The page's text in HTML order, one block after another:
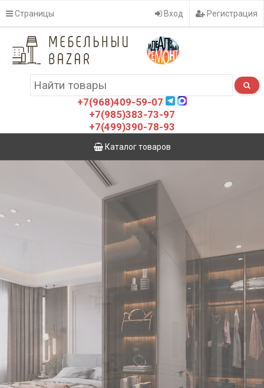
Страницы Вход Регистрация
+7(968)409-59-07
+7(985)383-73-97
+7(499)390-78-93
Каталог товаров